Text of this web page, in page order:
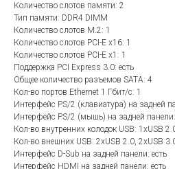
Количество слотов памяти: 2
Тип памяти: DDR4 DIMM
Количество слотов M.2: 1
Количество слотов PCI-E x16: 1
Количество слотов PCI-E x1: 1
Поддержка PCI Express 3.0: есть
Общее количество разъемов SATA: 4
Кол-во портов Ethernet 1 Гбит/с: 1
Интерфейс PS/2 (клавиатура) на задней
Интерфейс PS/2 (мышь) на задней панели:
Кол-во внутренних колодок USB: 1xUSB
Кол-во внешних USB: 2xUSB 2.0, 2xUSB
Интерфейс D-Sub на задней панели: есть
Интерфейс HDMI на задней панели: есть